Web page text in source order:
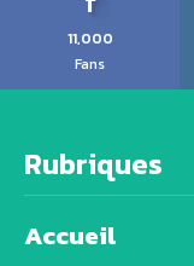
11,000
Fans
Rubriques
Accueil